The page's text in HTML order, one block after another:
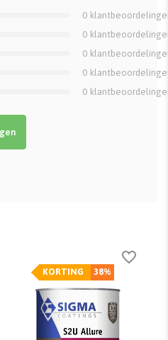
0
0
0
0
0
38%
KORTING